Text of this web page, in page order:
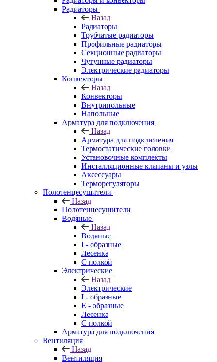
Радиаторы
Назад
Радиаторы
Трубчатые радиаторы
Профильные радиаторы
Секционные радиаторы
Чугунные радиаторы
Электрические радиаторы
Конвекторы
Назад
Конвекторы
Внутрипольные
Напольные
Арматура для подключения
Назад
Арматура для подключения
Термостатические головки
Установочные комплекты
Инсталляционные клапаны и узлы
Аксессуары
Терморегуляторы
Полотенцесушители
Назад
Полотенцесушители
Водяные
Назад
Водяные
I - образные
Лесенка
С полкой
Электрические
Назад
Электрические
I - образные
E - образные
Лесенка
С полкой
Арматура для подключения
Вентиляция
Назад
Вентиляция